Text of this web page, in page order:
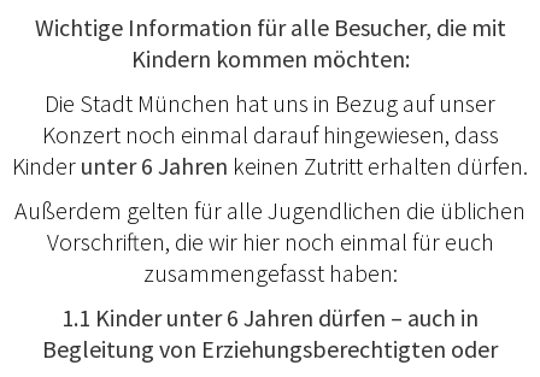
Wichtige Information für alle Besucher, die mit
Kindern kommen möchten:
Die Stadt München hat uns in Bezug auf unser
Konzert noch einmal darauf hingewiesen, dass
Kinder unter 6 Jahren keinen Zutritt erhalten dürfen.
Außerdem gelten für alle Jugendlichen die üblichen
Vorschriften, die wir hier noch einmal für euch
zusammengefasst haben:
1.1 Kinder unter 6 Jahren dürfen – auch in
Begleitung von Erziehungsberechtigten oder